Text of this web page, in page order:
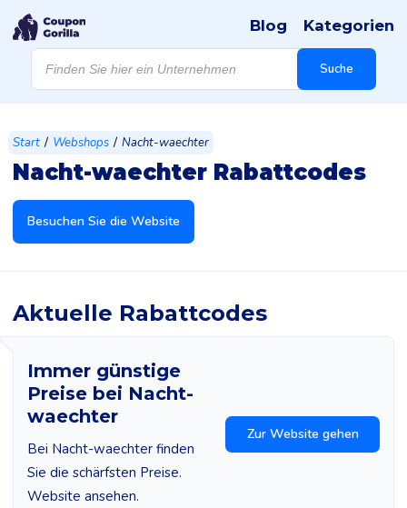
Products
search Suche
Blog Kategorien
Start / Webshops / Nacht-waechter
Nacht-waechter Rabattcodes
Besuchen Sie die Website
Aktuelle Rabattcodes
Immer günstige
Preise bei Nacht-
waechter
Bei Nacht-waechter finden
Sie die schärfsten Preise.
Website ansehen.
Zur Website gehen